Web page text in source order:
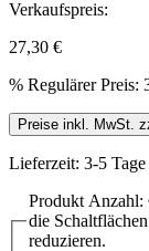
Verkaufspreis:
27,30 €
% Regulärer Preis:
Preise inkl. MwSt.
Lieferzeit: 3-5 Tage
Produkt Anzahl:
die
reduzieren.